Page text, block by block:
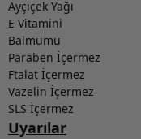
Ayçiçek Yağı
E Vitamini
Balmumu
Paraben İçermez
Ftalat İçermez
Vazelin İçermez
SLS İçermez
Uyarılar